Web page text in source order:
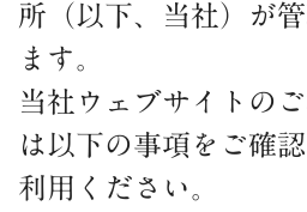
所（以下、当社）が
ます。
当社ウェブサイトの
は以下の事項をご確
利用ください。